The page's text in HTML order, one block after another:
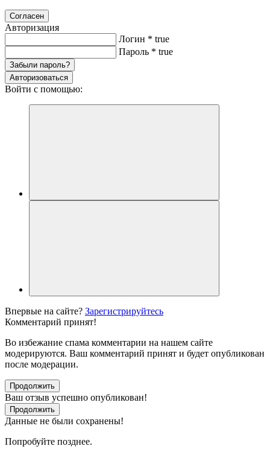
Согласен
Авторизация
Логин * true
Пароль * true
Забыли пароль?
Авторизоваться
Войти с помощью:
Впервые на сайте? Зарегистрируйтесь
Комментарий принят!
Во избежание спама комментарии на нашем сайте
модерируются. Ваш комментарий принят и будет опубликован
после модерации.
Продолжить
Ваш отзыв успешно опубликован!
Продолжить
Данные не были сохранены!
Попробуйте позднее.